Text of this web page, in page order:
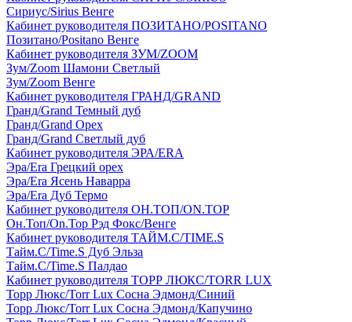
Сириус/Sirius Венге
Кабинет руководителя ПОЗИТАНО/POSITANO
Позитано/Positano Венге
Кабинет руководителя ЗУМ/ZOOM
Зум/Zoom Шамони Светлый
Зум/Zoom Венге
Кабинет руководителя ГРАНД/GRAND
Гранд/Grand Темный дуб
Гранд/Grand Орех
Гранд/Grand Светлый дуб
Кабинет руководителя ЭРА/ERA
Эра/Era Грецкий орех
Эра/Era Ясень Наварра
Эра/Era Дуб Термо
Кабинет руководителя ОН.ТОП/ON.TOP
Он.Топ/On.Top Рэд Фокс/Венге
Кабинет руководителя ТАЙМ.С/TIME.S
Тайм.С/Time.S Дуб Эльза
Тайм.С/Time.S Палдао
Кабинет руководителя ТОРР ЛЮКС/TORR LUX
Торр Люкс/Torr Lux Сосна Эдмонд/Синий
Торр Люкс/Torr Lux Сосна Эдмонд/Капучино